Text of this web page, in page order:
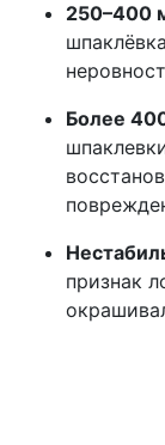
250–400
Более
признак